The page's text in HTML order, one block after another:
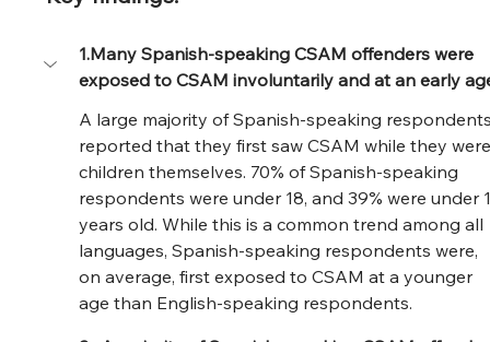
1.Many Spanish-speaking CSAM offenders were
exposed to CSAM involuntarily and at an early
A large majority of Spanish-speaking
reported that they first saw CSAM while they
children themselves. 70% of Spanish-speaking
respondents were under 18, and 39% were under
years old. While this is a common trend among all
languages, Spanish-speaking respondents were,
on average, first exposed to CSAM at a younger
age than English-speaking respondents.